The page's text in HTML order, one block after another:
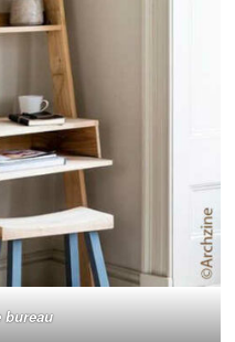
bureau